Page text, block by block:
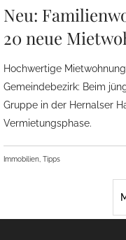
Neu:
20 neue
Hochwertige
Gemeindebezirk: Beim
Gruppe in der Hernalser
Vermietungsphase.
Immobilien, Tipps